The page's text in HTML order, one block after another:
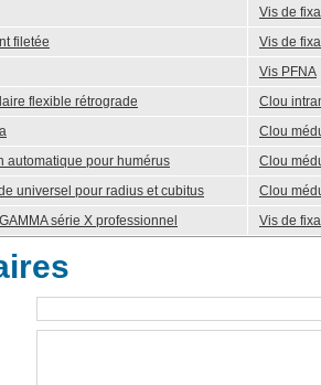
Vis de
filetée
Vis de
Vis PFNA
flexible rétrograde
Clou
Clou
automatique pour humérus
Clou
universel pour radius et cubitus
Clou
série X professionnel
Vis de